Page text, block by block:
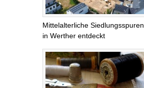
Mittelalterliche Siedlungsspuren
in Werther entdeckt